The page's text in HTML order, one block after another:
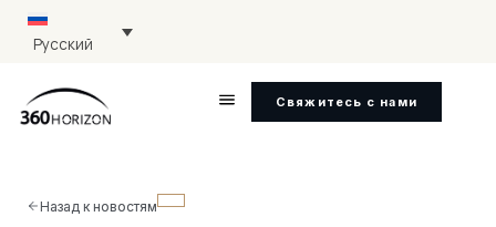
Русский
Свяжитесь с нами
Назад к новостям